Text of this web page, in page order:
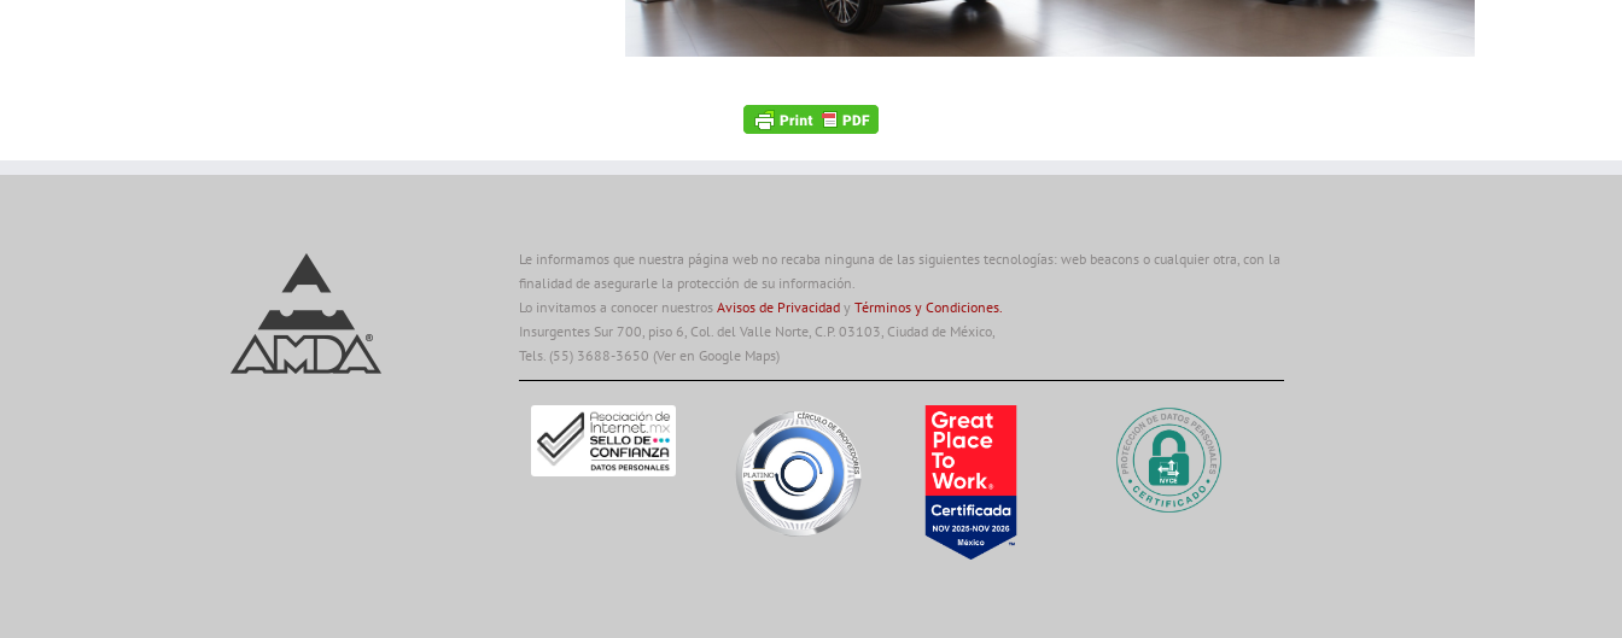
Le informamos que nuestra página web no recaba ninguna de las siguientes tecnologías: web beacons o cualquier otra, con la
finalidad de asegurarle la protección de su información.
Lo invitamos a conocer nuestros Avisos de Privacidad y Términos y Condiciones.
Insurgentes Sur 700, piso 6, Col. del Valle Norte, C.P. 03103, Ciudad de México,
Tels. (55) 3688-3650 (Ver en Google Maps)